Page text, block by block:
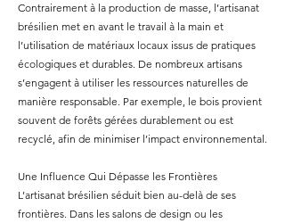
Contrairement à la production de masse, l’artisanat
brésilien met en avant le travail à la main et
l’utilisation de matériaux locaux issus de pratiques
écologiques et durables. De nombreux artisans
s’engagent à utiliser les ressources naturelles de
manière responsable. Par exemple, le bois provient
souvent de forêts gérées durablement ou est
recyclé, afin de minimiser l’impact environnemental.
Une Influence Qui Dépasse les Frontières
L’artisanat brésilien séduit bien au-delà de ses
frontières. Dans les salons de design ou les